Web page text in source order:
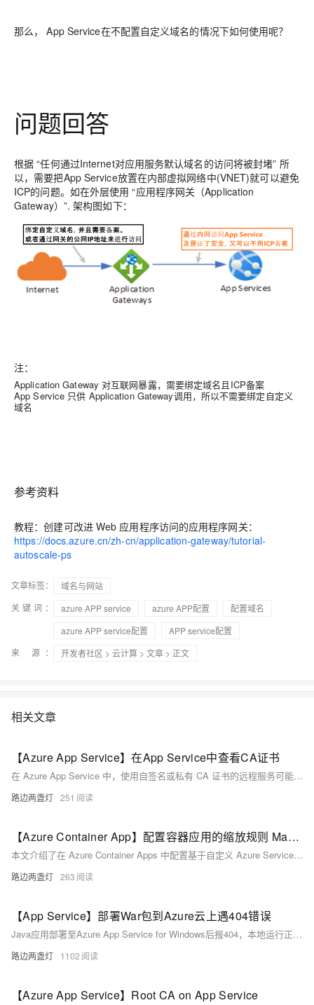
那么， App Service在不配置自定义域名的情况下如何使用呢？
问题回答
根据 “任何通过Internet对应用服务默认域名的访问将被封堵” 所
以，需要把App Service放置在内部虚拟网络中(VNET)就可以避免
ICP的问题。如在外层使用 “应用程序网关（Application
Gateway）”. 架构图如下：
注：
Application Gateway 对互联网暴露，需要绑定域名且ICP备案
App Service 只供 Application Gateway调用，所以不需要绑定自定义
域名
参考资料
教程：创建可改进 Web 应用程序访问的应用程序网关：
https://docs.azure.cn/zh-cn/application-gateway/tutorial-
autoscale-ps
文章标签：
域名与网站
关键词：
azure APP service azure APP配置
配置域名
azure APP service配置
APP service配置
来 源：
开发者社区 > 云计算 > 文章 > 正文
相关文章
【Azure App Service】在App Service中查看CA证书
在 Azure App Service 中，使用自签名或私有 CA 证书的远程服务可能会导致 SSL 握手失败。解决方法包括使用受信任 CA 签发的证书，或通过 App Service Environment 加载自定义根证书，实现安全连接。
路边两盏灯 251
【Azure Container App】配置容器应用的缩放规则 Managed Identity 连接中国区 Azure Service Bus 问题
本文介绍了在 Azure Container Apps 中配置基于自定义 Azure Service Bus 的自动缩放规则时，因未指定云环境导致的域名解析错误问题。解决方案是在扩展规则中添加 `cloud=AzureChinaCloud` 参数，以适配中国区 Azure 环境。内容涵盖问题描述、原因分析、解决方法及配置示例，适用于使用 KEDA 实现事件驱动自动缩放的场景。
路边两盏灯 263
【App Service】部署War包到Azure云上遇404错误
Java应用部署至Azure App Service for Windows后报404，本地运行正常。经排查，日志提示类文件版本不兼容：应用由Java 17（class file version 61.0）编译，但环境仅支持到Java 11（55.0）。错误根源为Java版本不匹配。调整App Service的Java版本至17后问题解决，成功访问接口。
路边两盏灯 1102
【Azure App Service】Root CA on App Service